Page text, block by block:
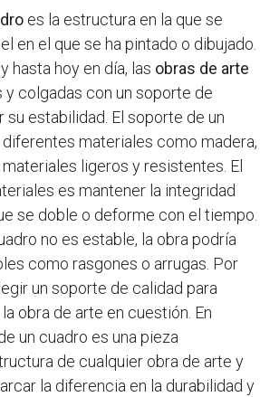
es la estructura en la que se
en el que se ha pintado o dibujado.
hasta hoy en día, las obras de arte
y colgadas con un soporte de
su estabilidad. El soporte de un
materiales como madera,
ligeros y resistentes. El
es mantener la integridad
se doble o deforme con el tiempo.
no es estable, la obra podría
como rasgones o arrugas. Por
un soporte de calidad para
obra de arte en cuestión. En
un cuadro es una pieza
de cualquier obra de arte y
la diferencia en la durabilidad y